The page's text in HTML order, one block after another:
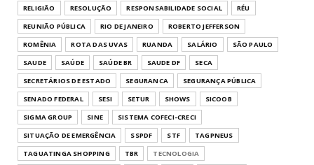
RELIGIÃO
RESOLUÇÃO RESPONSABILIDADE SOCIAL
RÉU
REUNIÃO PÚBLICA
RIO DE JANEIRO
ROBERTO JEFFERSON
ROMÊNIA
ROTA DAS UVAS RUANDA SALÁRIO
SÃO PAULO
SAUDE
SAÚDE SAÚDE BR SAUDE DF
SECA
SECRETÁRIOS DE ESTADO
SEGURANCA
SEGURANÇA PÚBLICA
SENADO FEDERAL
SESI SETUR SHOWS
SICOOB
SIGMA GROUP
SINE
SISTEMA COFECI-CRECI
SITUAÇÃO DE EMERGÊNCIA
SSPDF STF
TAGPNEUS
TAGUATINGA SHOPPING
TBR
TECNOLOGIA